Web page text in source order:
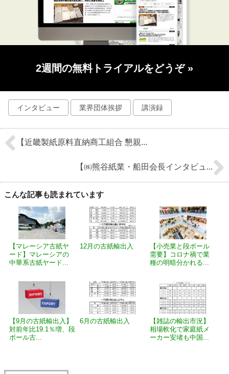
2週間の無料トライアルをどうぞ »
インタビュー 業界団体挨拶 講演録
【近畿製紙原料直納商工組合 懇親...
【㈱熊谷紙業・船田会長インタビュ...
こんな記事も読まれています
【マレーシア古紙ヤ
ード】マレーシアの
中華系古紙ヤード...
12月の古紙輸出入
【小売業と段ボール
需要】コロナ禍で業
種の明暗分かれる...
【9月の古紙輸出入】
対前年比19.1％増、段
ボール古...
6月の古紙輸出入
【雑誌の輸出市況】
相場軟化で家庭紙メ
ーカー安堵も中国...